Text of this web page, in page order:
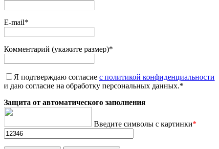
E-mail*
Комментарий (укажите размер)*
Я подтверждаю согласие с политикой конфиденциальности
и даю согласие на обработку персональных данных.*
Защита от автоматического заполнения
Введите символы с картинки*